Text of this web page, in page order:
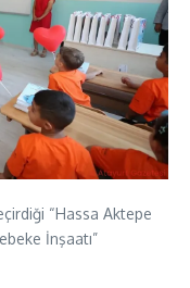
“Hassa Aktepe
İnşaatı”